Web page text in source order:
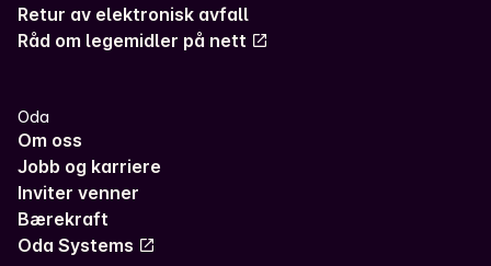
Retur av elektronisk avfall
Råd om legemidler på nett
Oda
Om oss
Jobb og karriere
Inviter venner
Bærekraft
Oda Systems